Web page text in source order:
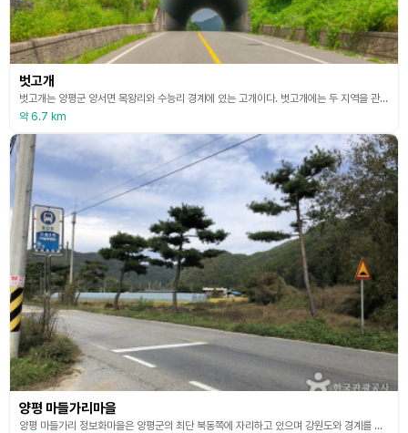
벗고개
벗고개는 양평군 양서면 목왕리와 수능리 경계에 있는 고개이다. 벗고개에는 두 지역을 관통하는 벗고개 터널이 있다. 가평 화악터널 쌈지공원과 함께 서울 근교 3대 별 조망 명소이다. 인근 양평군 구둔역 폐역 보다도 별이 더 잘 보이는 곳으로 유명하다. 주말이면 전국에서 별을 관찰하고 사진에 담기 위해 모여든 인파로 북적인다. 다만 해가 지면 빛이 전혀 없는 산골짜기이기 때문에 안전 운행해야 한다. 일반 관광지처럼 주차장이나 편의 시설도 없고, 벗고개를 관
약 6.7 km
양평 마들가리마을
양평 마들가리 정보화마을은 양평군의 최단 북동쪽에 자리하고 있으며 강원도와 경계를 이루고 있는 산악지역으로 개발의 손길이 미치지 않은 덕분에 자연이 깨끗하게 보존된 농촌마을이다.옛날에 사용했던 전통기구인 디딜방아, 분들을 활용하여 고유음식을 직접 만들어 먹고, 들과 밭에 나가 농부와 함께 직접 농산물을 재배 및 수확해 봄으로써 흘린 땀 만큼 풍성한 결실을 맺을 수 있다는 자연의 섭리를 이해할 수 있는 다양한 체험장도 마련되어 있다. 전국 최초의 친환경